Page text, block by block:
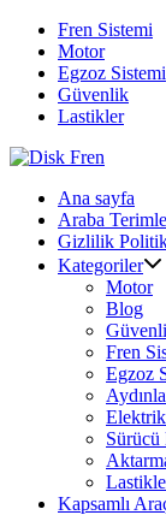
Skip
content
Fren Sistemi
Motor
Egzoz Sistemi
Güvenlik
Lastikler
Ana sayfa
Araba
Gizlilik
Kategoriler
Motor
Blog
Fren
Egzoz
Sürücü
Kapsamlı